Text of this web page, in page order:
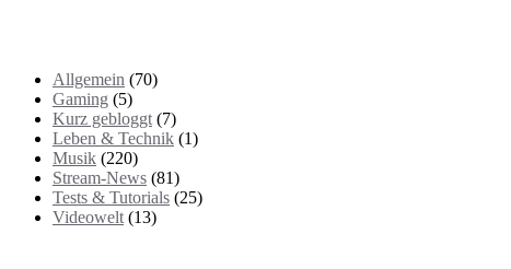
Allgemein (70)
Gaming (5)
Kurz gebloggt (7)
Leben & Technik (1)
Musik (220)
Stream-News (81)
Tests & Tutorials (25)
Videowelt (13)